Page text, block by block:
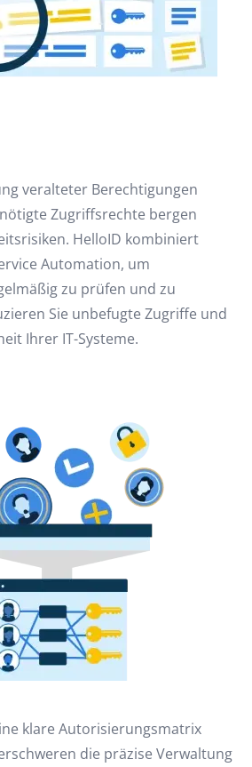
veralteter Berechtigungen
Zugriffsrechte bergen
HelloID kombiniert
Automation, um
zu prüfen und zu
Sie unbefugte Zugriffe und
Ihrer IT-Systeme.
klare Autorisierungsmatrix
die präzise Verwaltung